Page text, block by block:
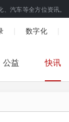
汽车等全方位资讯。
数字化
公益 快讯